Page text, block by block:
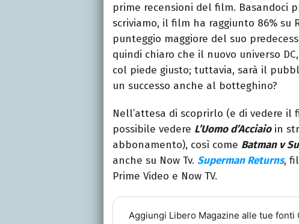
prime recensioni del film. Basandoci
scriviamo, il film ha raggiunto 86%
punteggio maggiore del suo
quindi chiaro che il nuovo universo
col piede giusto; tuttavia, sarà il
un successo anche al botteghino?
Nell’attesa di scoprirlo (e di vedere il
possibile vedere L’Uomo d’Acciaioin
abbonamento), così come Batman v
anche su Now Tv. Superman Returns,
Prime Video e Now TV.
Aggiungi Libero Magazine alle tue fonti